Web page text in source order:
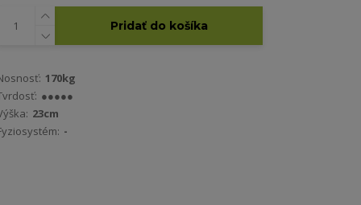
Pridať do košíka
170kg
●●●●●
23cm
-